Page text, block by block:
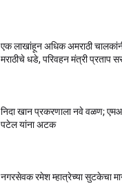
एक लाखांहून अधिक अमराठी
मराठीचे धडे, परिवहन मंत्री प्रताप
निदा खान प्रकरणाला नवे वळण;
पटेल यांना अटक
नगरसेवक रमेश म्हात्रेच्या सुटकेचा